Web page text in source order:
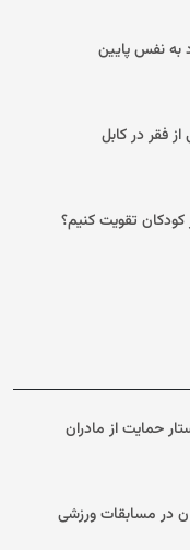
به نفس پایین
از فقر در کابل
کودکان تقویت کنیم؟
حمایت از مادران
در مسابقات ورزشی